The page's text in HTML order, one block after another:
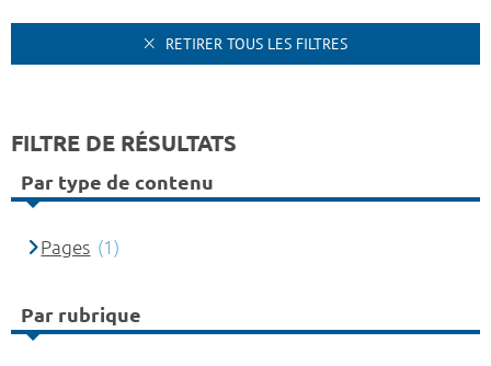
RETIRER TOUS LES FILTRES
FILTRE DE RÉSULTATS
Par type de contenu
Pages (1)
Par rubrique